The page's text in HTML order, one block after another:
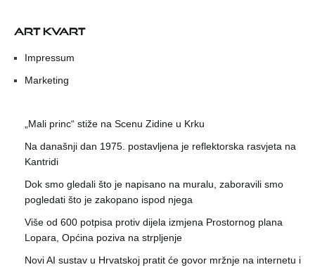
ART KVART
Impressum
Marketing
„Mali princ“ stiže na Scenu Zidine u Krku
Na današnji dan 1975. postavljena je reflektorska rasvjeta na
Kantridi
Dok smo gledali što je napisano na muralu, zaboravili smo
pogledati što je zakopano ispod njega
Više od 600 potpisa protiv dijela izmjena Prostornog plana
Lopara, Općina poziva na strpljenje
Novi AI sustav u Hrvatskoj pratit će govor mržnje na internetu i